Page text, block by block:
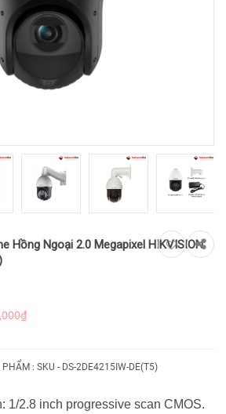
Hồng Ngoại 2.0 Megapixel HIKVISION
₫
PHẨM : SKU - DS-2DE4215IW-DE(T5)
1/2.8 inch progressive scan CMOS.